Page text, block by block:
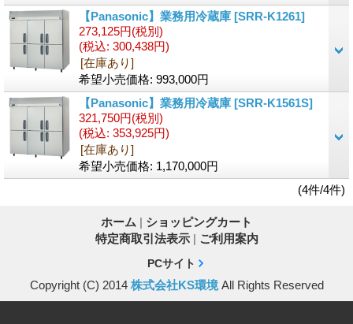
【Panasonic】業務用冷蔵庫 [SRR-K1261]
273,125円(税別)
(税込: 300,438円)
[在庫あり]
希望小売価格: 993,000円
【Panasonic】業務用冷蔵庫 [SRR-K1561S]
321,750円(税別)
(税込: 353,925円)
[在庫あり]
希望小売価格: 1,170,000円
(4件/4件)
ホーム | ショッピングカート
特定商取引法表示 | ご利用案内
PCサイト
Copyright (C) 2014 株式会社KS環境All Rights Reserved